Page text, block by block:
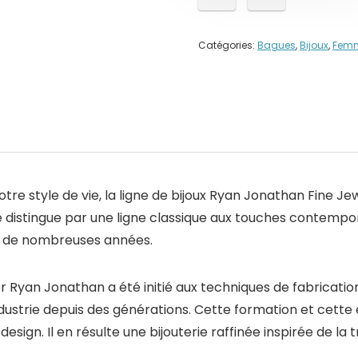
Catégories: Bagues,Bijoux,
style de vie, la ligne de bijoux Ryan Jonathan Fine
par une ligne classique aux touches
nombreuses années.
Ryan Jonathan a été initié aux techniques de
depuis des générations. Cette formation et
Il en résulte une bijouterie raffinée inspirée de la